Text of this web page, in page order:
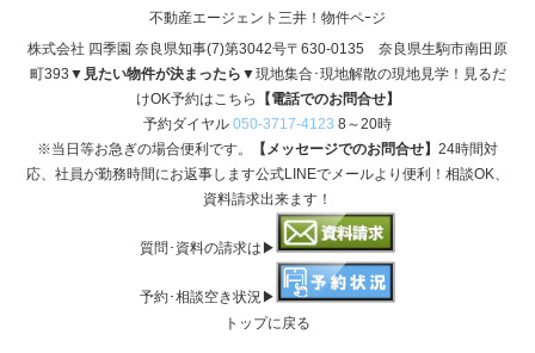
不動産エージェント三井！物件ペｰジ
株式会社 四季園 奈良県知事(7)第3042号〒630-0135 奈良県生駒市南田原
町393 ▼見たい物件が決まったら▼現地集合･現地解散の現地見学！見るだ
けOK予約はこちら
【電話でのお問合せ】
予約ダイヤル 050-3717-4123 8～20時
※当日等お急ぎの場合便利です。
【メッセージでのお問合せ】 24時間対
応、社員が勤務時間にお返事します公式LINEでメールより便利！相談OK、
資料請求出来ます！
質問･資料の請求は▶
予約･相談空き状況▶
トップに戻る